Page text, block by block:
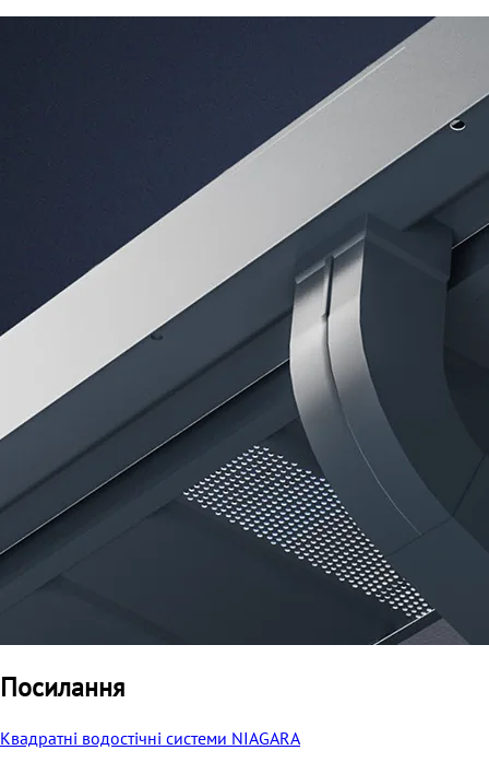
Посилання
Квадратні водостічні системи NIAGARA